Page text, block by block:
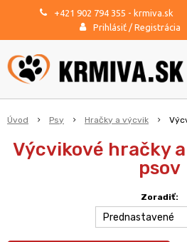
+421 902 794 355 - krmiva.sk
Prihlásiť / Registrácia
Úvod Psy Hračky a výcvik
Výcvikové hračky
psov
Zoradiť:
Prednastavené